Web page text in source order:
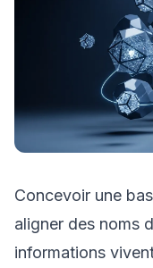
Concevoir une
aligner des noms
informations